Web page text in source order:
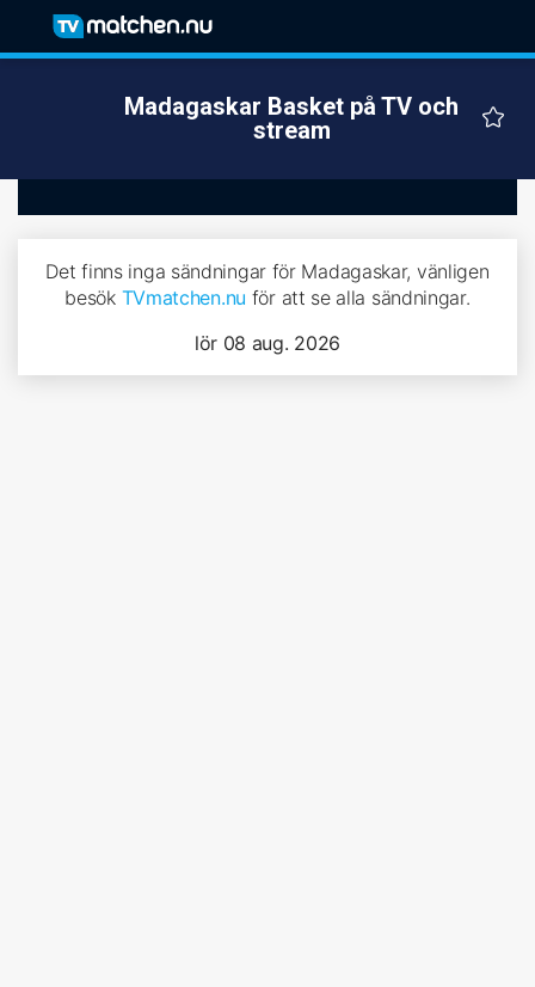
Madagaskar Basket på TV och
stream
Det finns inga sändningar för Madagaskar, vänligen
besök TVmatchen.nu för att se alla sändningar.
lör 08 aug. 2026